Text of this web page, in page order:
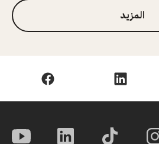
المزيد